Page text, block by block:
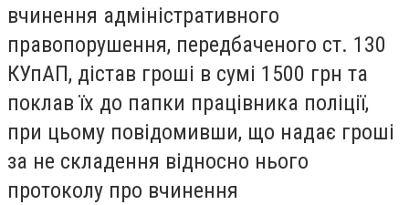
вчинення адміністративного
правопорушення, передбаченого ст. 130
КУпАП, дістав гроші в сумі 1500 грн та
поклав їх до папки працівника поліції,
при цьому повідомивши, що надає гроші
за не складення відносно нього
протоколу про вчинення